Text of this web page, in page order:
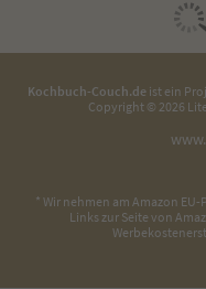
Kochbuch-Couch.deist ein
Copyright © 2026
* Wir nehmen am Amazon
Links zur Seite von